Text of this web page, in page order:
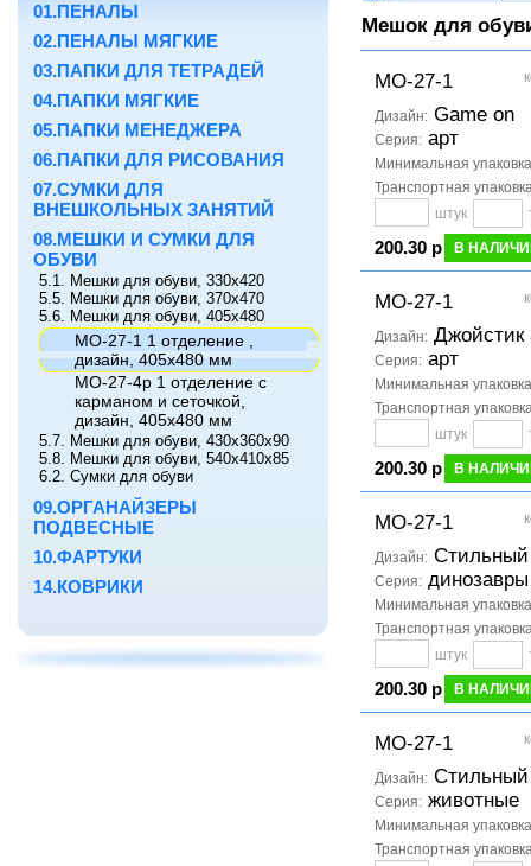
01.ПЕНАЛЫ
02.ПЕНАЛЫ МЯГКИЕ
03.ПАПКИ ДЛЯ ТЕТРАДЕЙ
04.ПАПКИ МЯГКИЕ
05.ПАПКИ МЕНЕДЖЕРА
06.ПАПКИ ДЛЯ РИСОВАНИЯ
07.СУМКИ ДЛЯ
ВНЕШКОЛЬНЫХ ЗАНЯТИЙ
08.МЕШКИ И СУМКИ ДЛЯ
ОБУВИ
5.1. Мешки для обуви, 330х420
5.5. Мешки для обуви, 370х470
5.6. Мешки для обуви, 405х480
МО-27-1 1 отделение ,
дизайн, 405х480 мм
МО-27-4р 1 отделение с
карманом и сеточкой,
дизайн, 405х480 мм
5.7. Мешки для обуви, 430х360х90
5.8. Мешки для обуви, 540х410х85
6.2. Сумки для обуви
09.ОРГАНАЙЗЕРЫ
ПОДВЕСНЫЕ
10.ФАРТУКИ
14.КОВРИКИ
Мешок для
МО-27-1
Дизайн: Game on
Серия: арт
Минимальная упаковка
Транспортная
штук
200.30 р В
МО-27-1
Дизайн: Джойстик
Серия: арт
Минимальная упаковка
Транспортная
штук
200.30 р В
МО-27-1
Дизайн:
Серия: динозавры
Минимальная упаковка
Транспортная
штук
200.30 р В
МО-27-1
Дизайн:
Серия: животные
Минимальная упаковка
Транспортная